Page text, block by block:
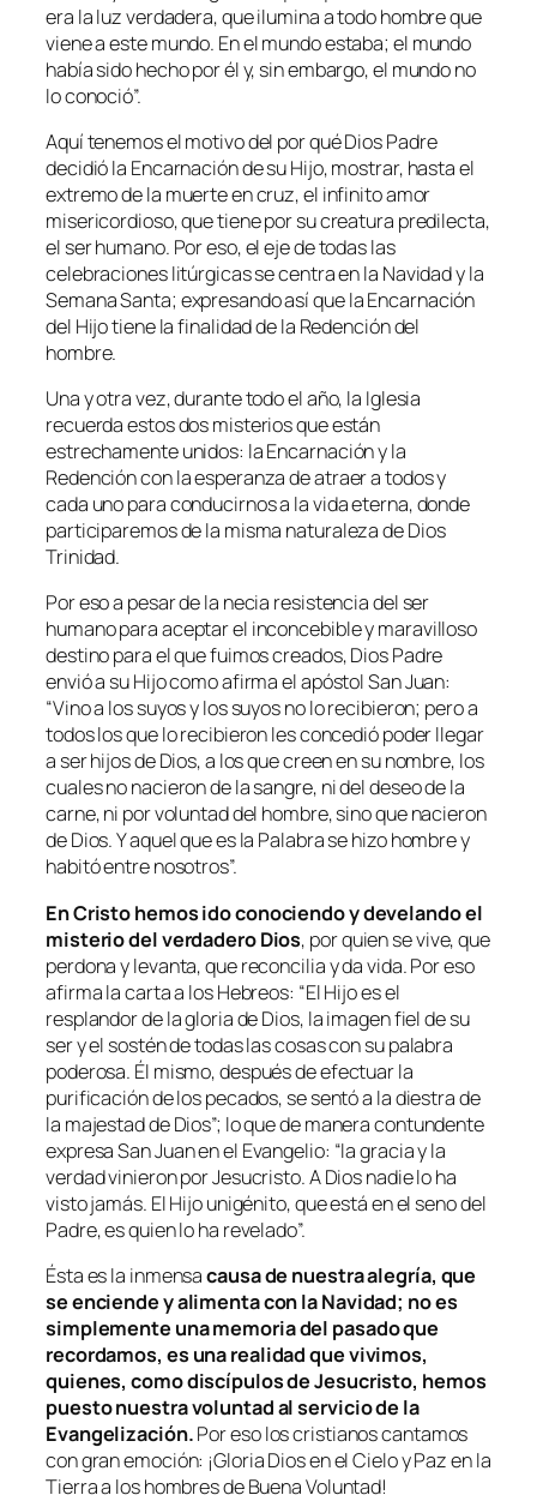
era la luz verdadera, que ilumina a todo hombre que
viene a este mundo. En el mundo estaba; el mundo
había sido hecho por él y, sin embargo, el mundo no
lo conoció”.
Aquí tenemos el motivo del por qué Dios Padre
decidió la Encarnación de su Hijo, mostrar, hasta el
extremo de la muerte en cruz, el infinito amor
misericordioso, que tiene por su creatura predilecta,
el ser humano. Por eso, el eje de todas las
celebraciones litúrgicas se centra en la Navidad y la
Semana Santa; expresando así que la Encarnación
del Hijo tiene la finalidad de la Redención del
hombre.
Una y otra vez, durante todo el año, la Iglesia
recuerda estos dos misterios que están
estrechamente unidos: la Encarnación y la
Redención con la esperanza de atraer a todos y
cada uno para conducirnos a la vida eterna, donde
participaremos de la misma naturaleza de Dios
Trinidad.
Por eso a pesar de la necia resistencia del ser
humano para aceptar el inconcebible y maravilloso
destino para el que fuimos creados, Dios Padre
envió a su Hijo como afirma el apóstol San Juan:
“Vino a los suyos y los suyos no lo recibieron; pero a
todos los que lo recibieron les concedió poder llegar
a ser hijos de Dios, a los que creen en su nombre, los
cuales no nacieron de la sangre, ni del deseo de la
carne, ni por voluntad del hombre, sino que nacieron
de Dios. Y aquel que es la Palabra se hizo hombre y
habitó entre nosotros”.
En Cristo hemos ido conociendo y develando el
misterio del verdadero Dios, por quien se vive, que
perdona y levanta, que reconcilia y da vida. Por eso
afirma la carta a los Hebreos: “El Hijo es el
resplandor de la gloria de Dios, la imagen fiel de su
ser y el sostén de todas las cosas con su palabra
poderosa. Él mismo, después de efectuar la
purificación de los pecados, se sentó a la diestra de
la majestad de Dios”; lo que de manera contundente
expresa San Juan en el Evangelio: “la gracia y la
verdad vinieron por Jesucristo. A Dios nadie lo ha
visto jamás. El Hijo unigénito, que está en el seno del
Padre, es quien lo ha revelado”.
Ésta es la inmensacausa de nuestra alegría, que
se enciende y alimenta con la Navidad; no es
simplemente una memoria del pasado que
recordamos, es una realidad que vivimos,
quienes, como discípulos de Jesucristo, hemos
puesto nuestra voluntad al servicio de la
Evangelización.Por eso los cristianos cantamos
con gran emoción: ¡Gloria Dios en el Cielo y Paz en la
Tierra a los hombres de Buena Voluntad!